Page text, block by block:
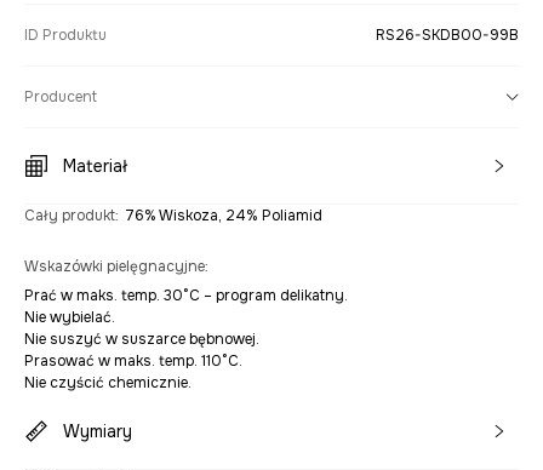
ID Produktu RS26-SKDB00-99B
Producent
Materiał
Cały produkt: 76% Wiskoza, 24% Poliamid
Wskazówki pielęgnacyjne:
Prać w maks. temp. 30°C – program delikatny.
Nie wybielać.
Nie suszyć w suszarce bębnowej.
Prasować w maks. temp. 110°C.
Nie czyścić chemicznie.
Wymiary